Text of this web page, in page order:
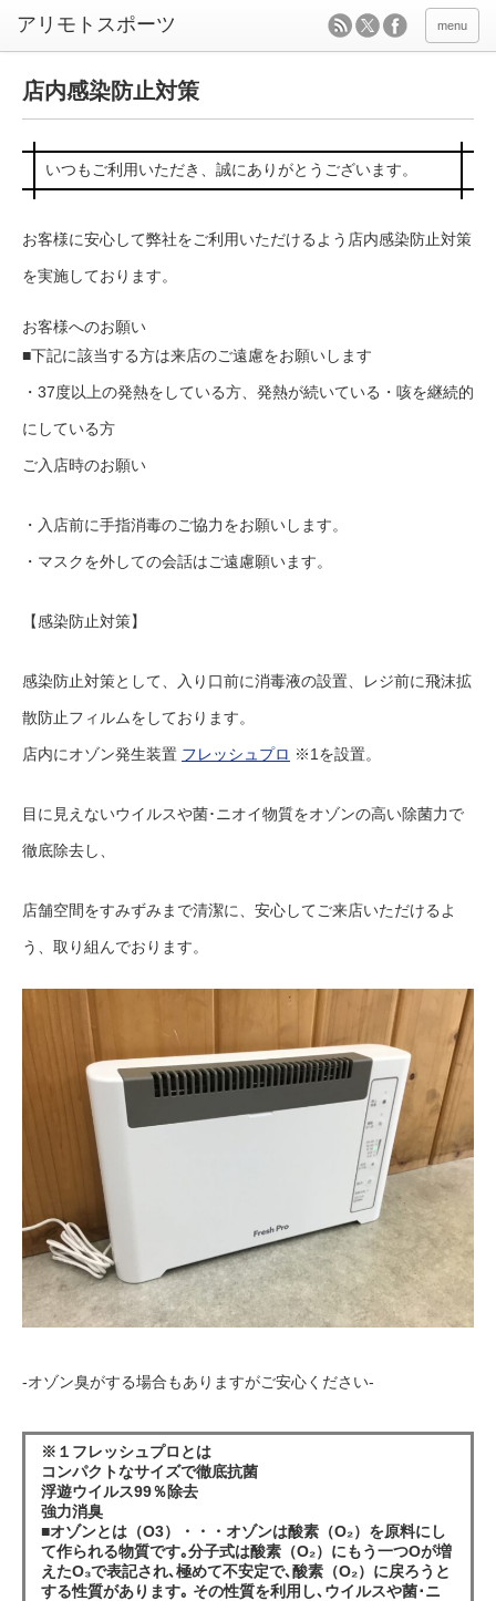
menu
店内感染防止対策
いつもご利用いただき、誠にありがとうございます。
お客様に安心して弊社をご利用いただけるよう店内感染防止対策
を実施しております。
お客様へのお願い
■下記に該当する方は来店のご遠慮をお願いします
・37度以上の発熱をしている方、発熱が続いている・咳を継続的
にしている方
ご入店時のお願い
・入店前に手指消毒のご協力をお願いします。
・マスクを外しての会話はご遠慮願います。
【感染防止対策】
感染防止対策として、入り口前に消毒液の設置、レジ前に飛沫拡
散防止フィルムをしております。
店内にオゾン発生装置 フレッシュプロ ※1を設置。
目に見えないウイルスや菌･ニオイ物質をオゾンの高い除菌力で
徹底除去し、
店舗空間をすみずみまで清潔に、安心してご来店いただけるよ
う、取り組んでおります。
-オゾン臭がする場合もありますがご安心ください-
※１フレッシュプロとは
コンパクトなサイズで徹底抗菌
浮遊ウイルス99％除去
強力消臭
■オゾンとは（O3）・・・オゾンは酸素（O₂）を原料にし
て作られる物質です｡分子式は酸素（O₂）にもう一つOが増
えたO₃で表記され､極めて不安定で､酸素（O₂）に戻ろうと
する性質があります｡ その性質を利用し､ウイルスや菌･ニ